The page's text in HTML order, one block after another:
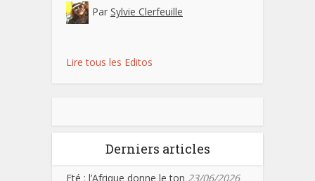
Par Sylvie Clerfeuille
Lire tous les Editos
Derniers articles
Eté : l’Afrique donne le ton 23/06/2026